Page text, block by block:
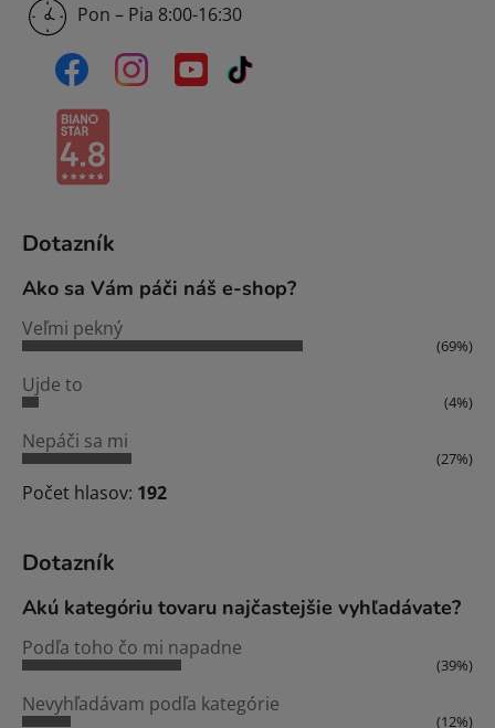
Pon – Pia 8:00-16:30
Dotazník
Ako sa Vám páči náš e-shop?
Veľmi pekný
(69%)
Ujde to
(4%)
Nepáči sa mi
(27%)
Počet hlasov: 192
Dotazník
Akú kategóriu tovaru najčastejšie vyhľadávate?
Podľa toho čo mi napadne
(39%)
Nevyhľadávam podľa kategórie
(12%)